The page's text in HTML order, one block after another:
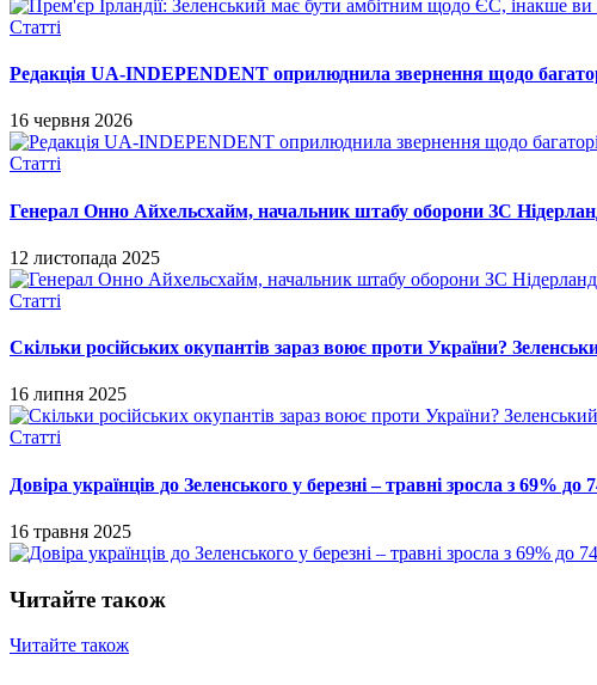
Статті
Редакція UA-INDEPENDENT оприлюднила звернення щодо
16 червня 2026
Статті
Генерал Онно Айхельсхайм, начальник штабу оборони ЗС
12 листопада 2025
Статті
Скільки російських окупантів зараз воює проти України?
16 липня 2025
Статті
Довіра українців до Зеленського у березні – травні зросла з 69%
16 травня 2025
Читайте також
Читайте також